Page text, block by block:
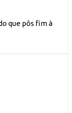
que pôs fim à